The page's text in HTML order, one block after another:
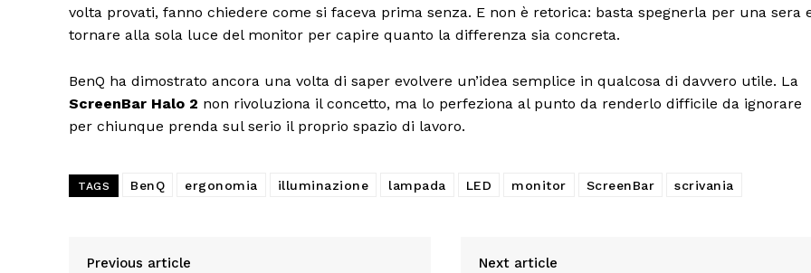
volta provati, fanno chiedere come si faceva prima senza. E non è retorica: basta spegnerla per una sera
tornare alla sola luce del monitor per capire quanto la differenza sia concreta.
BenQ ha dimostrato ancora una volta di saper evolvere un’idea semplice in qualcosa di davvero utile. La
ScreenBar Halo 2 non rivoluziona il concetto, ma lo perfeziona al punto da renderlo difficile da ignorare
per chiunque prenda sul serio il proprio spazio di lavoro.
TAGS BenQ ergonomia illuminazione lampada LED monitor ScreenBar scrivania
Previous article Next article